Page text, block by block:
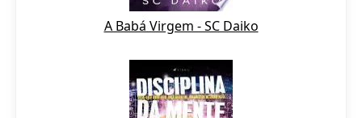
A Babá Virgem - SC Daiko